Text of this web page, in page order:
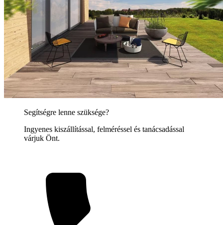
Segítségre lenne szüksége?
Ingyenes kiszállítással, felméréssel és tanácsadással
várjuk Önt.